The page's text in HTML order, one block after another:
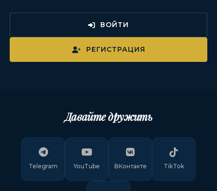
ВОЙТИ
РЕГИСТРАЦИЯ
Давайте дружить
Telegram YouTube ВКонтакте TikTok